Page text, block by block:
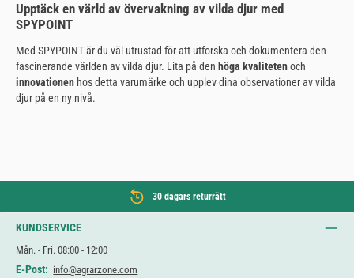
Upptäck en värld av övervakning av vilda djur med
SPYPOINT
Med SPYPOINT är du väl utrustad för att utforska och dokumentera den
fascinerande världen av vilda djur. Lita på den höga kvalitetenoch
innovationen hos detta varumärke och upplev dina observationer av vilda
djur på en ny nivå.
30 dagars returrätt
KUNDSERVICE
Mån. - Fri. 08:00 - 12:00
E-Post: info@agrarzone.com